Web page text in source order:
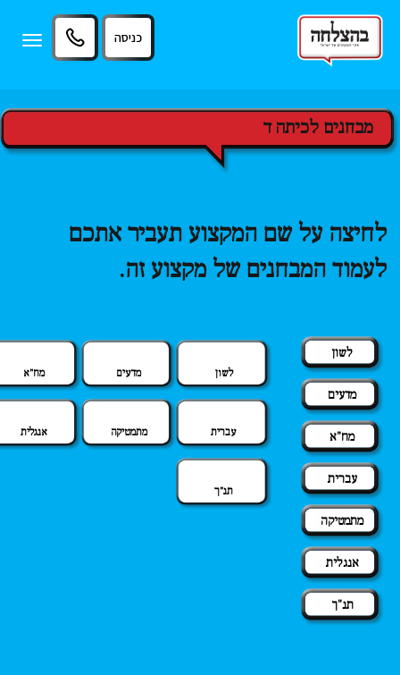
Toggle
כניסה
מבחנים לכיתה ד
לחיצה על שם המקצוע תעביר אתכם
לעמוד המבחנים של מקצוע זה.
לשון
מדעים
מח"א
עברית
מתמטיקה
אנגלית
תנ"ך
לשון מדעים מח"א
עברית מתמטיקה אנגלית
תנ"ך